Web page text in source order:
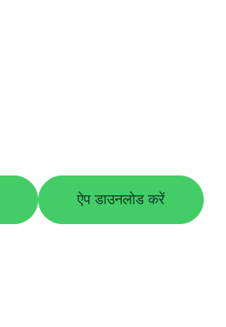
ऐप डाउनलोड करें